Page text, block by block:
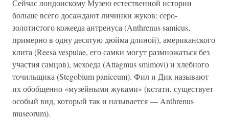
Сейчас лондонскому Музею естественной истории
больше всего досаждают личинки жуков: серо-
золотистого кожееда антренуса (Anthrenus samicus,
примерно в одну десятую дюйма длиной), американского
клита (Reesa vespulae, его самки могут размножаться без
участия самцов), мехоеда (Attagmus smimovi) и хлебного
точильщика (Stegobium paniceum). Фил и Дик называют
их обобщенно «музейными жуками» (кстати, существует
особый вид, который так и называется — Anthrenus
museorum).